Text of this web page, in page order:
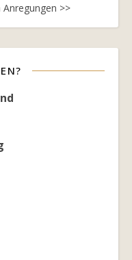
>>